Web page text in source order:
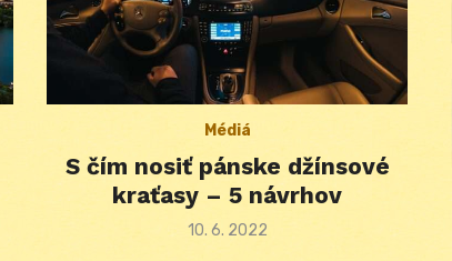
Médiá
S čím nosiť pánske džínsové
kraťasy – 5 návrhov
Posted
10. 6. 2022